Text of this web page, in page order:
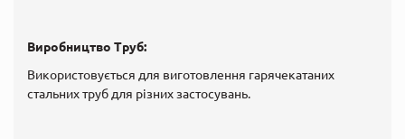
Виробництво Труб:
Використовується для виготовлення гарячекатаних
стальних труб для різних застосувань.